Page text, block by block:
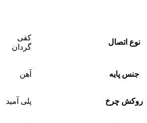
نوع اتصال
کفی
گردان
جنس پایه آهن
روکش چرخ پلی آمید